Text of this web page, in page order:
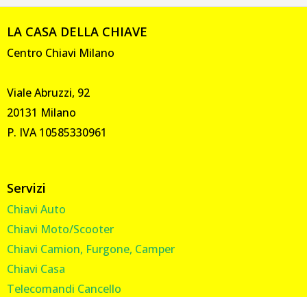
LA CASA DELLA CHIAVE
Centro Chiavi Milano
Viale Abruzzi, 92
20131 Milano
P. IVA 10585330961
Servizi
Chiavi Auto
Chiavi Moto/Scooter
Chiavi Camion, Furgone, Camper
Chiavi Casa
Telecomandi Cancello